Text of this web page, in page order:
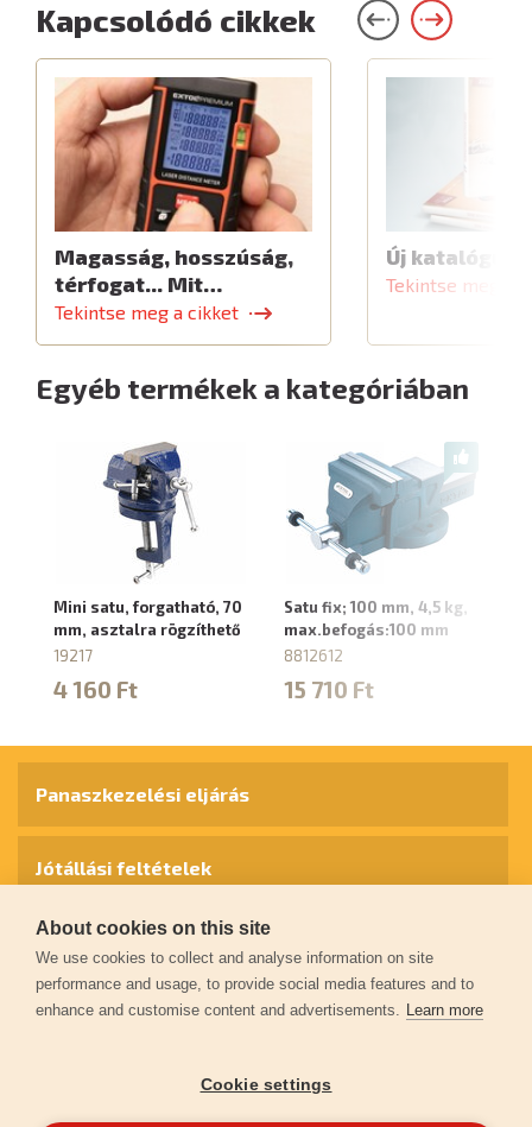
Kapcsolódó cikkek
Magasság, hosszúság,
térfogat... Mit…
Tekintse meg a cikket
Új katalógus
Tekintse meg a
Egyéb termékek a kategóriában
Mini satu, forgatható, 70
mm, asztalra rögzíthető
19217
4 160 Ft
Satu fix; 100 mm, 4,5 kg,
max.befogás:100 mm
8812612
15 710 Ft
Panaszkezelési eljárás
Jótállási feltételek
Személyes adatok védelme
Kapcsolat
Garancia regisztráció
About cookies on this site
We use cookies to collect and analyse information on site
performance and usage, to provide social media features and to
enhance and customise content and advertisements. Learn more
Cookie settings